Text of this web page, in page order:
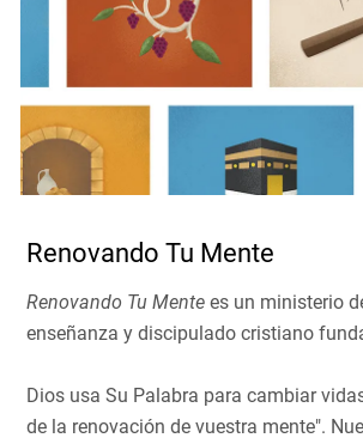
Renovando Tu Mente
Renovando Tu Mente es un ministerio
enseñanza y discipulado cristiano
Dios usa Su Palabra para cambiar
de la renovación de vuestra mente".